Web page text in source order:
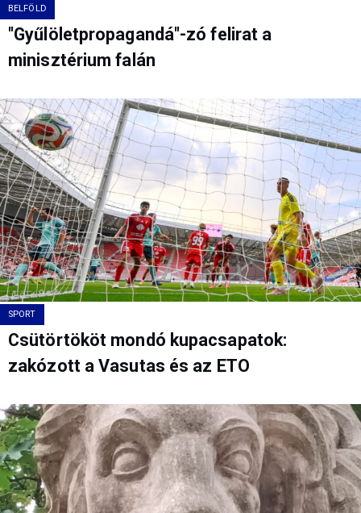
BELFÖLD
"Gyűlöletpropagandá"-zó felirat a
minisztérium falán
SPORT
Csütörtököt mondó kupacsapatok:
zakózott a Vasutas és az ETO